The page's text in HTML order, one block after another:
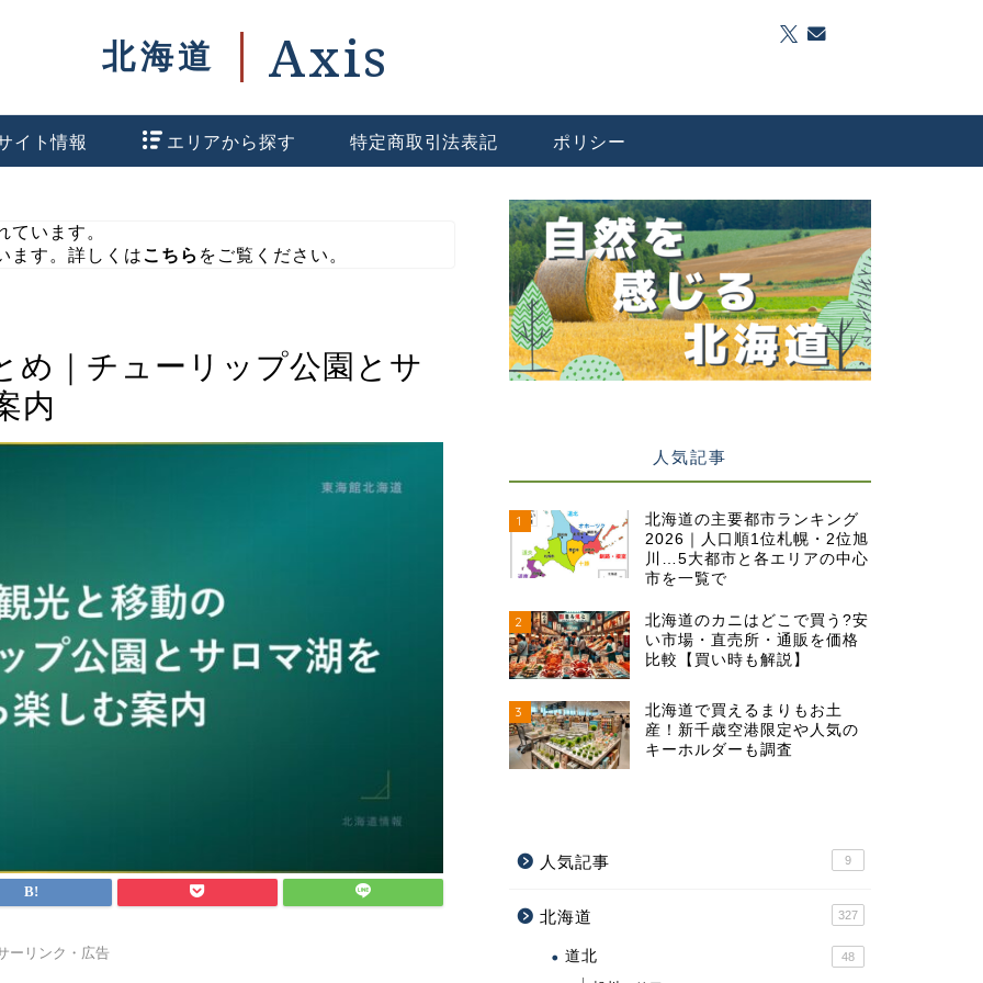
イト情報 エリアから探す 特定商取引法表記 ポリシー
います。
ます。詳しくはこちら をご覧ください。
め｜チューリップ公園とサ
内
ーリンク・広告
人気記事
1
北海道の主要都市ランキング
2026｜人口順1位札幌・2位旭
川…5大都市と各エリアの中心
市を一覧で
2
北海道のカニはどこで買う?安
い市場・直売所・通販を価格
比較【買い時も解説】
3
北海道で買えるまりもお土
産！新千歳空港限定や人気の
キーホルダーも調査
人気記事 9
北海道 327
道北 48